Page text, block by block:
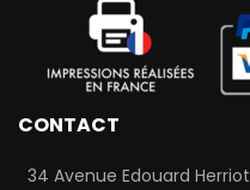
CONTACT
34 Avenue Edouard Herriot